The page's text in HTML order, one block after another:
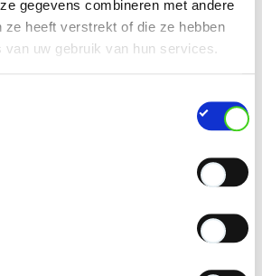
gegevens combineren met andere
ze heeft verstrekt of die ze hebben
uw gebruik van hun services.